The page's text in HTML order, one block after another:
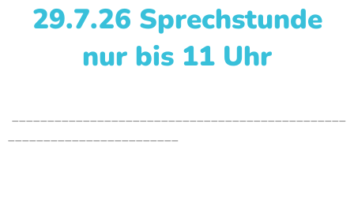
29.7.26 Sprechstunde
nur bis 11 Uhr
_______________________________________________
________________________